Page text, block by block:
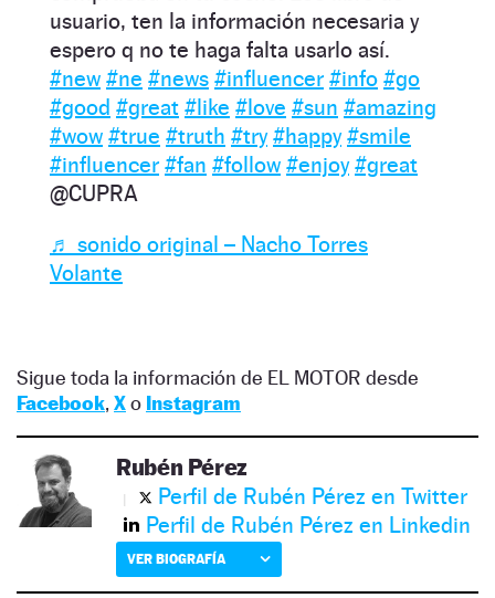
usuario, ten la información necesaria y
espero q no te haga falta usarlo así.
#new #ne #news #influencer #info #go
#good #great #like #love #sun #amazing
#wow #true #truth #try #happy #smile
#influencer #fan #follow #enjoy #great
@CUPRA
♬ sonido original – Nacho Torres
Volante
Sigue toda la información de EL MOTOR desde
Facebook, Xo Instagram
Rubén Pérez
Perfil de Rubén Pérez en Twitter
Perfil de Rubén Pérez en Linkedin
VER BIOGRAFÍA